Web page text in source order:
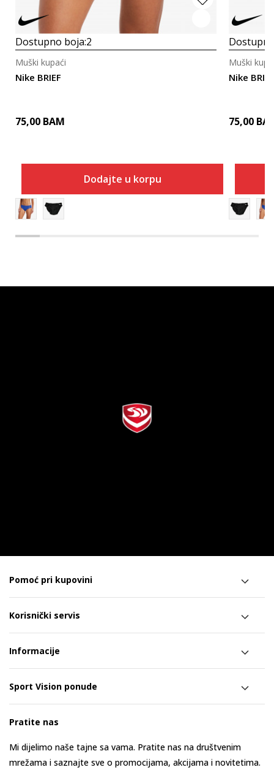
Dostupno boja:2
Nike BRIEF
Muški kupaći
75,00 BAM
Dodajte u korpu
Nike BRIEF
Muški
75,00
Pomoć pri kupovini
Korisnički servis
Informacije
Sport Vision ponude
Pratite nas
Mi dijelimo naše tajne sa vama. Pratite nas na društvenim
mrežama i saznajte sve o promocijama, akcijama i novitetima.